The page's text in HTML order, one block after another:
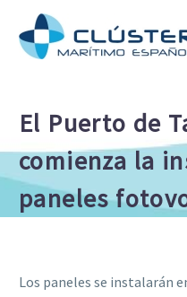
El Puerto de
comienza la
paneles
Los paneles se instalarán